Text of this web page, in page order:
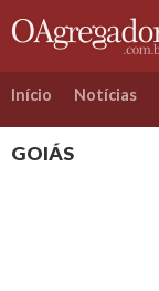
Início Notícias
GOIÁS